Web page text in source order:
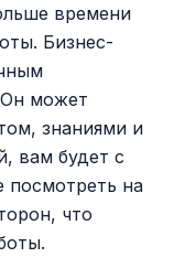
времени
Бизнес-
может
знаниями и
вам будет с
посмотреть на
что